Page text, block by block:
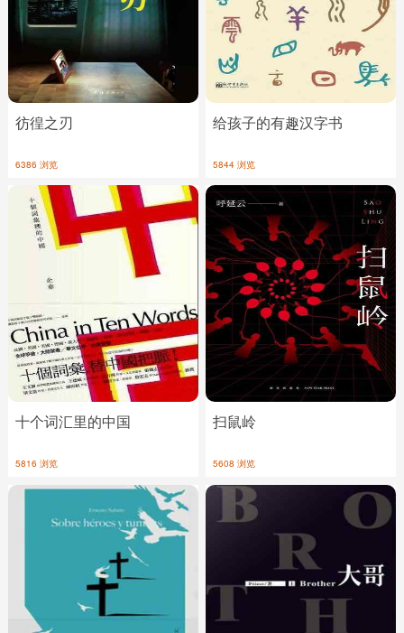
彷徨之刃
6386 浏览
给孩子的有趣汉字书
5844 浏览
十个词汇里的中国
5816 浏览
扫鼠岭
5608 浏览